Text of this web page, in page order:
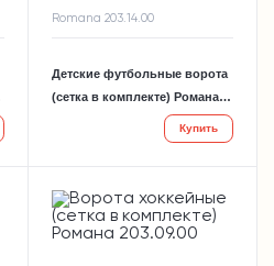
Romana 203.14.00
Детские футбольные ворота
(сетка в комплекте) Романа
Купить